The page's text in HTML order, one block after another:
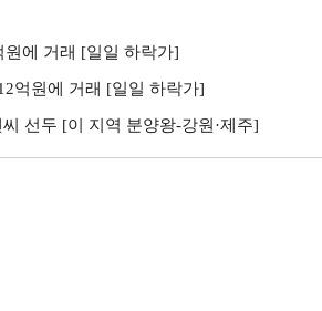
원에 거래 [일일 하락가]
억원에 거래 [일일 하락가]
선두 [이 지역 분양왕-강원·제주]